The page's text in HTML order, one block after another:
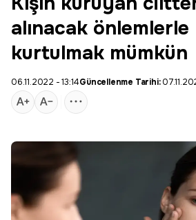
alınacak önlemlerle
kurtulmak mümkün
06.11.2022 - 13:14Güncellenme Tarihi: